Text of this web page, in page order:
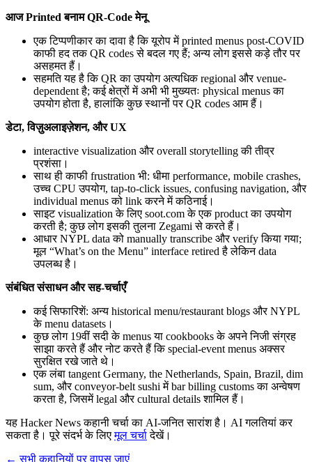
आज Printed बनाम QR-Code मेनू
एक टिप्पणीकार का दावा है कि यूरोप में printed menus post-COVID
काफी हद तक QR codes से बदल गए हैं; अन्य लोग इससे कड़े तौर पर
असहमत हैं।
सहमति यह है कि QR का उपयोग अत्यधिक regional और venue-
dependent है; कई क्षेत्रों में अभी भी मुख्यतः physical menus का
उपयोग होता है, हालांकि कुछ स्थानों पर QR codes आम हैं।
डेटा, विज़ुअलाइज़ेशन, और UX
interactive visualization और overall storytelling की तीव्र
प्रशंसा।
साथ ही काफी frustration भी: धीमा performance, mobile crashes,
उच्च CPU उपयोग, tap-to-click issues, confusing navigation, और
individual menus को link करने में कठिनाई।
साइट visualization के लिए soot.com के एक product का उपयोग
करती है; कुछ लोग इसकी तुलना Zegami से करते हैं।
आधार NYPL data को manually transcribe और verify किया गया;
मूल “What’s on the Menu” interface retired है लेकिन data
उपलब्ध है।
संबंधित संसाधन और सह-चर्चाएँ
कई सिफारिशें: अन्य historical menu/restaurant blogs और NYPL
के menu datasets।
कुछ लोग 19वीं सदी के menus या cookbooks के अपने निजी संग्रह
साझा करते हैं और नोट करते हैं कि special-event menus अक्सर
सुरक्षित रखे जाते थे।
एक लंबा tangent Germany, the Netherlands, Spain, Brazil, dim
sum, और conveyor-belt sushi में bar billing customs का अन्वेषण
करता है, जिसमें legal और cultural details शामिल हैं।
यह Hacker News कहानी चर्चा का AI-जनित सारांश है। AI गलतियां कर
सकता है। पूरे संदर्भ के लिएमूल चर्चादेखें।
← सभी कहानियों पर वापस जाएं